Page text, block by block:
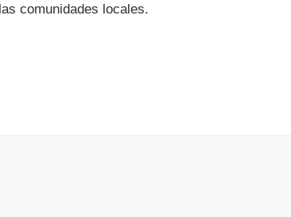
comunidades locales.